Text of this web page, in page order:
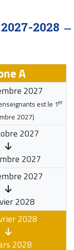
2027-2028
A
2027
est le 1er
2027)
2027
2027
2027
2028
2028
2028